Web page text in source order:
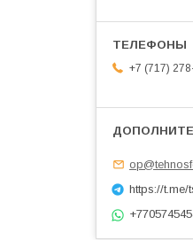
+7 (717)
https://